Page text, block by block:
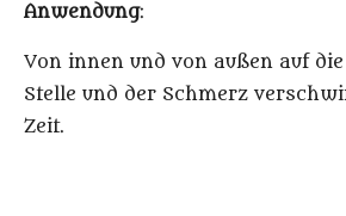
Anwendung:
Von innen und von außen auf
Stelle und der Schmerz
Zeit.